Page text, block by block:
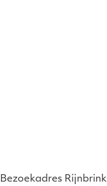
Bezoekadres Rijnbrink